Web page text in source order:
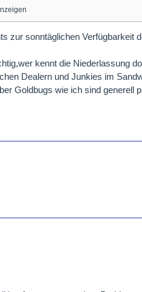
ewig umhergelaufen bin und die
Ich habe nochwas
vorrätig. Verkauf erfolgt ganz
vorrätig, vielleicht kann man
nicht.
Schalterraum, in den mich der
es einem schon mal
zur sonntäglichen Verfügbarkeit
kennt die Niederlassung
Dealern und Junkies im
Goldbugs wie ich sind generell